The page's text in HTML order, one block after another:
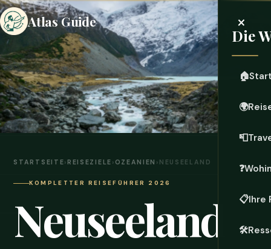
Atlas Guide ×
Die
🏠
🌍
📮
❓
📋Ihre
🛠️
STARTSEITE›REISEZIELE › OZEANIEN › NEUSEELAND
KOMPLETTER REISEFÜHRER 2026
Neuseeland